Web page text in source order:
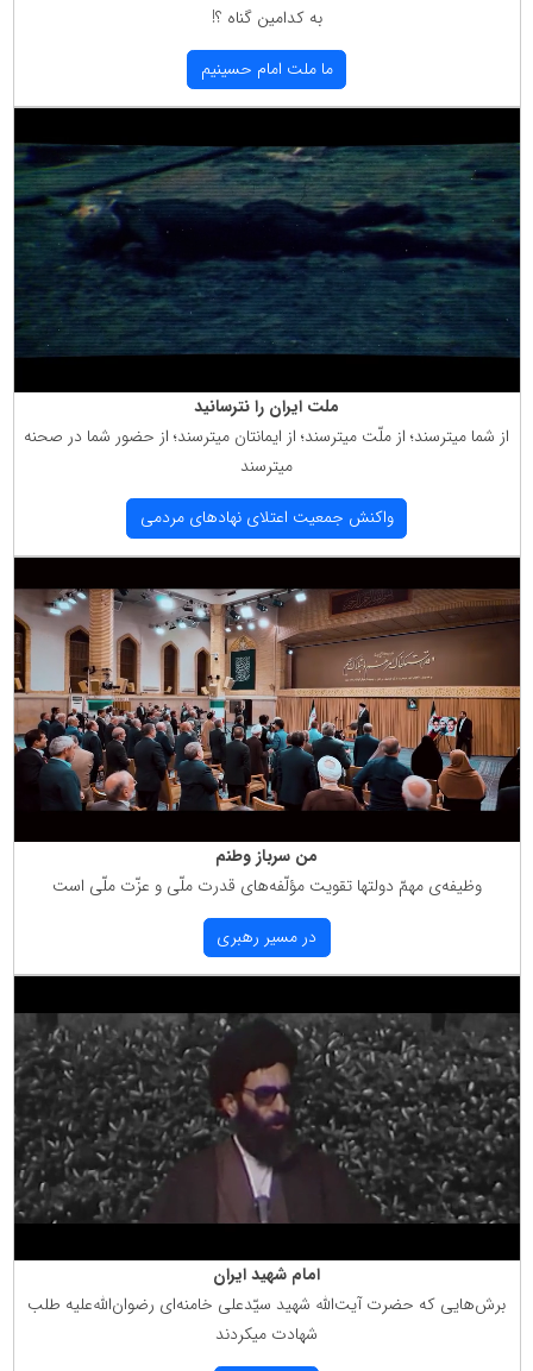
به كدامین گناه ؟!
ما ملت امام حسینیم
ملت ایران را نترسانید
از شما میترسند؛ از ملّت میترسند؛ از ایمانتان میترسند؛ از حضور شما در صحنه
میترسند
واكنش جمعیت اعتلای نهادهای مردمی
من سرباز وطنم
وظیفه‌ی مهمّ دولتها تقویت مؤلّفه‌های قدرت ملّی و عزّت ملّی است
در مسیر رهبری
امام شهید ایران
برش‌هایی كه حضرت آیت‌الله شهید سیّدعلی خامنه‌ای رضوان‌الله‌علیه طلب
شهادت میكردند